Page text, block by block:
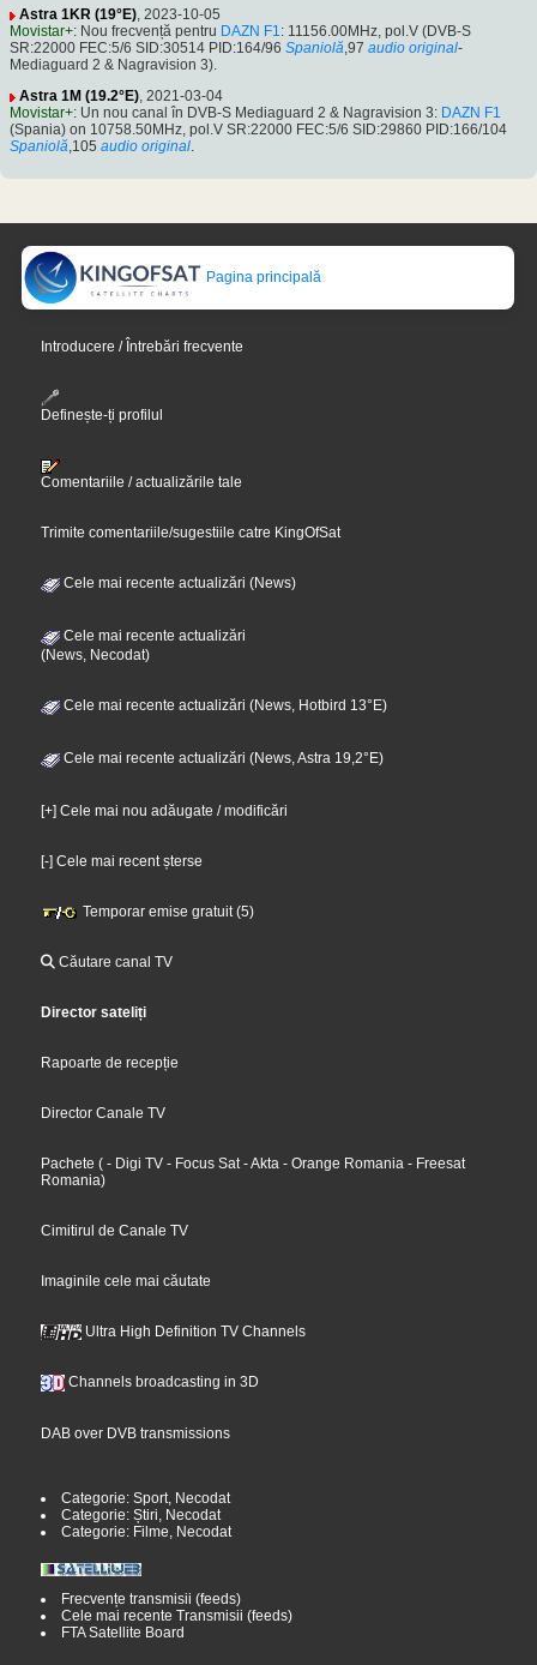
Astra 1KR (19°E), 2023-10-05
Movistar+: Nou frecvență pentru DAZN F1: 11156.00MHz, pol.V (DVB-S
SR:22000 FEC:5/6 SID:30514 PID:164/96 Spaniolă,97 audio original-
Mediaguard 2 & Nagravision 3).
Astra 1M (19.2°E), 2021-03-04
Movistar+: Un nou canal în DVB-S Mediaguard 2 & Nagravision 3: DAZN F1
(Spania) on 10758.50MHz, pol.V SR:22000 FEC:5/6 SID:29860 PID:166/104
Spaniolă,105 audio original.
Pagina principală
Introducere / Întrebări frecvente
Definește-ți profilul
Comentariile / actualizările tale
Trimite comentariile/sugestiile catre KingOfSat
Cele mai recente actualizări (News)
Cele mai recente actualizări
(News, Necodat)
Cele mai recente actualizări (News, Hotbird 13°E)
Cele mai recente actualizări (News, Astra 19,2°E)
[+] Cele mai nou adăugate / modificări
[-] Cele mai recent șterse
Temporar emise gratuit (5)
Căutare canal TV
Director sateliți
Rapoarte de recepție
Director Canale TV
Pachete (- Digi TV - Focus Sat- Akta - Orange Romania - Freesat
Romania)
Cimitirul de Canale TV
Imaginile cele mai căutate
Ultra High Definition TV Channels
Channels broadcasting in 3D
DAB over DVB transmissions
Categorie: Sport, Necodat
Categorie: Știri, Necodat
Categorie: Filme, Necodat
Frecvențe transmisii (feeds)
Cele mai recente Transmisii (feeds)
FTA Satellite Board